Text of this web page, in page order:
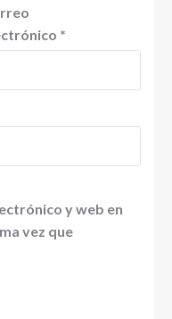
*
y web en
vez que